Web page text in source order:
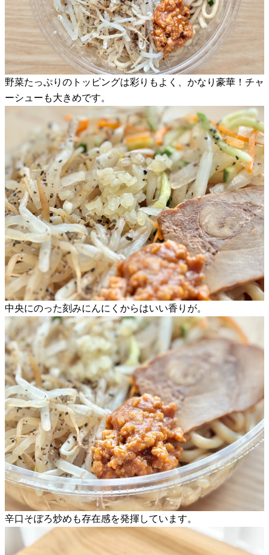
野菜たっぷりのトッピングは彩りもよく、かなり豪華！チャ
ーシューも大きめです。
中央にのった刻みにんにくからはいい香りが。
辛口そぼろ炒めも存在感を発揮しています。